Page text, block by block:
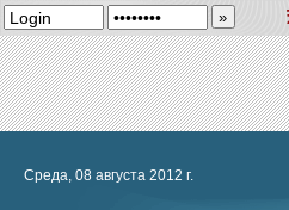
Среда, 08 августа 2012 г.